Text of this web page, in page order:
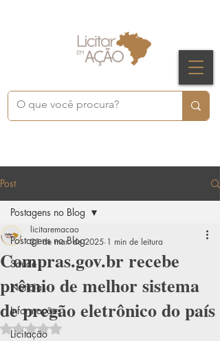
Post
Postagens no Blog
Saúde
Notícias
Informações
Licitação
Postagens no Blog
Compras.gov.br recebe
prêmio de melhor sistema
de pregão eletrônico do país
licitaremacao
21 de mar. de 2025 1 min de leitura
Avaliado com NaN de 5 estrelas.